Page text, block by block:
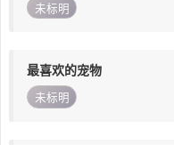
未标明
最喜欢的宠物
未标明